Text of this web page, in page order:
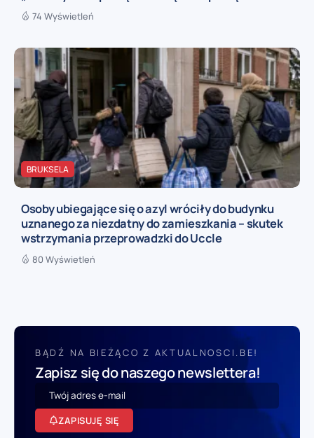
74 Wyświetleń
BRUKSELA
Osoby ubiegające się o azyl wróciły do budynku
uznanego za niezdatny do zamieszkania – skutek
wstrzymania przeprowadzki do Uccle
80 Wyświetleń
BĄDŹ NA BIEŻĄCO Z AKTUALNOSCI.BE!
Zapisz się do naszego newslettera!
ZAPISUJĘ SIĘ